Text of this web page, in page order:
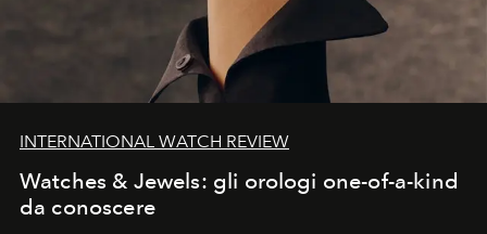
INTERNATIONAL WATCH REVIEW
Watches & Jewels: gli orologi one-of-a-kind
da conoscere